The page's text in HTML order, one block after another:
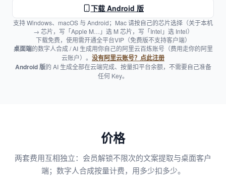
下载 Android 版
支持 Windows、macOS 与 Android；Mac 请按自己的芯片选择（关于本机
→ 芯片，写「Apple M…」选 M 芯片，写「Intel」选 Intel）
下载免费，使用需开通全平台VIP（免费版不支持客户端）
桌面端的数字人合成 / AI 生成用你自己的阿里云百炼账号（费用走你的阿里
云账户）。 没有阿里云账号？点此注册
Android 版的 AI 生成全部在云端完成、按量扣平台余额，不需要自己准备
任何 Key。
价格
两套费用互相独立：会员解锁不限次的文案提取与桌面客户
端；数字人合成按量计费，用多少扣多少。